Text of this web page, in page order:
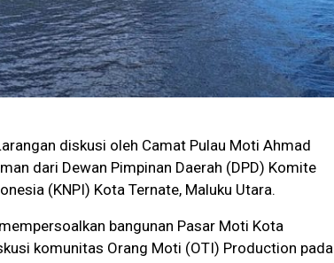
diskusi oleh Camat Pulau Moti Ahmad
dari Dewan Pimpinan Daerah (DPD) Komite
(KNPI) Kota Ternate, Maluku Utara.
bangunan Pasar Moti Kota
komunitas Orang Moti (OTI) Production pada